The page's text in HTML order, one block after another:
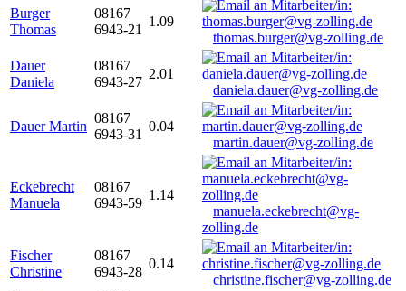
Burger
Thomas
08167
6943-21
1.09
thomas.burger@vg-zolling.de
Dauer
Daniela
08167
6943-27
2.01
daniela.dauer@vg-zolling.de
Dauer Martin
08167
6943-31
0.04
martin.dauer@vg-zolling.de
Eckebrecht
Manuela
08167
6943-59
1.14
manuela.eckebrecht@vg-
zolling.de
Fischer
Christine
08167
6943-28
0.14
christine.fischer@vg-zolling.de